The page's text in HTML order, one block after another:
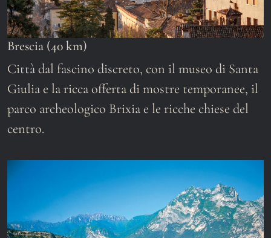
Brescia (40 km)
Città dal fascino discreto, con il museo di Santa
Giulia e la ricca offerta di mostre temporanee, il
parco archeologico Brixia e le ricche chiese del
centro.